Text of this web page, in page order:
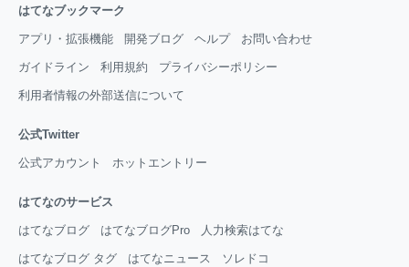
はてなブックマーク
アプリ・拡張機能 開発ブログ ヘルプ お問い合わせ
ガイドライン 利用規約 プライバシーポリシー
利用者情報の外部送信について
公式Twitter
公式アカウント ホットエントリー
はてなのサービス
はてなブログ はてなブログPro 人力検索はてな
はてなブログ タグ はてなニュース ソレドコ